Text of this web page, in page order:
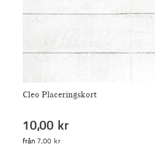
Cleo Placeringskort
10,00 kr
från 7,00 kr